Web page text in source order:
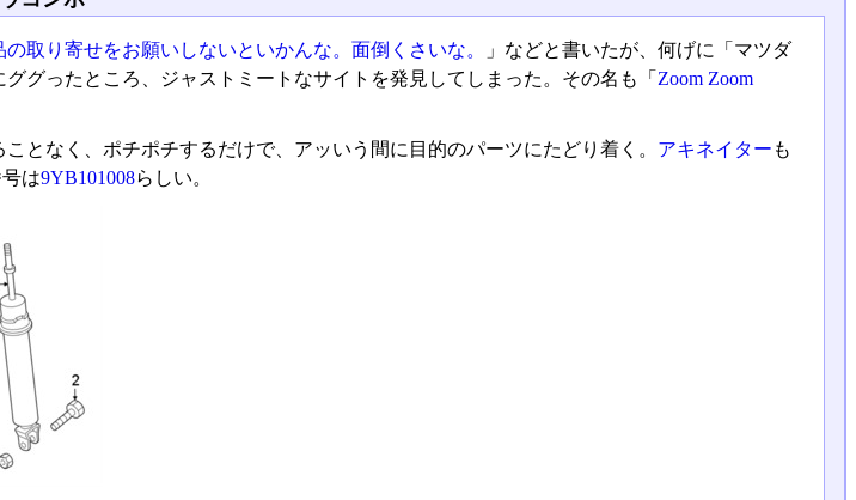
取り寄せをお願いしないといかんな。面倒くさいな。
」などと書いたが、何げに「マツダ
グったところ、ジャストミートなサイトを発見してしまった。その名も「 Zoom Zoom
となく、ポチポチするだけで、アッいう間に目的のパーツにたどり着く。 アキネイター も
は9YB101008らしい。